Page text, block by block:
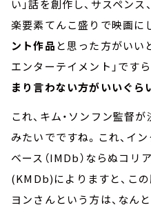
い」話を創作し、サスペンス
楽要素てんこ盛りで映画に
ント作品 と思った方がいい
エンターテイメント」です
まり言わない方がいいぐら
これ、キム・ソンフン監督
みたいでですね。これ、イ
ベース（IMDb）ならぬコリ
(KMDb)によりますと、こ
ヨンさんという方は、なん